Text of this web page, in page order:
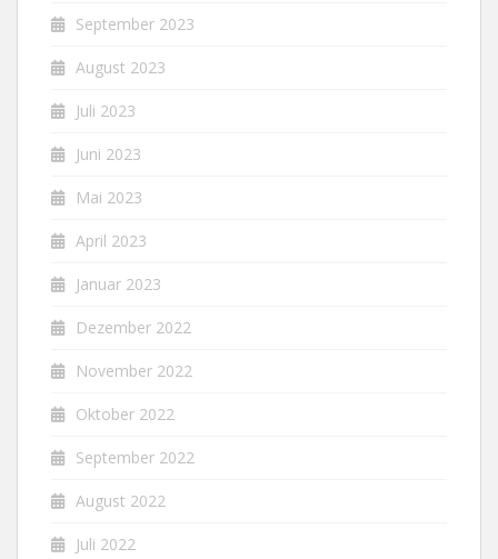
September 2023
August 2023
Juli 2023
Juni 2023
Mai 2023
April 2023
Januar 2023
Dezember 2022
November 2022
Oktober 2022
September 2022
August 2022
Juli 2022